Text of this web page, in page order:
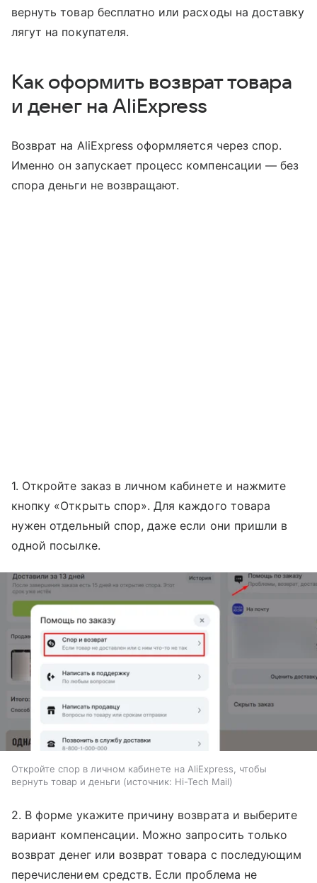
вернуть товар бесплатно или расходы на доставку
лягут на покупателя.
Как оформить возврат товара
и денег на AliExpress
Возврат на AliExpress оформляется через спор.
Именно он запускает процесс компенсации — без
спора деньги не возвращают.
1. Откройте заказ в личном кабинете и нажмите
кнопку «Открыть спор». Для каждого товара
нужен отдельный спор, даже если они пришли в
одной посылке.
Откройте спор в личном кабинете на AliExpress, чтобы
вернуть товар и деньги
источник: Hi-Tech Mail
2. В форме укажите причину возврата и выберите
вариант компенсации. Можно запросить только
возврат денег или возврат товара с последующим
перечислением средств. Если проблема не